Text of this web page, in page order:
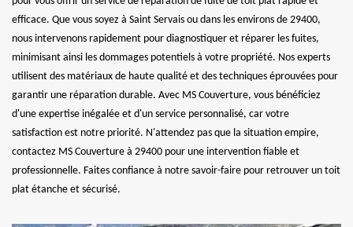
efficace. Que vous soyez à Saint Servais ou dans les environs de 29400,
nous intervenons rapidement pour diagnostiquer et réparer les fuites,
minimisant ainsi les dommages potentiels à votre propriété. Nos experts
utilisent des matériaux de haute qualité et des techniques éprouvées pour
garantir une réparation durable. Avec MS Couverture, vous bénéficiez
d'une expertise inégalée et d'un service personnalisé, car votre
satisfaction est notre priorité. N'attendez pas que la situation empire,
contactez MS Couverture à 29400 pour une intervention fiable et
professionnelle. Faites confiance à notre savoir-faire pour retrouver un toit
plat étanche et sécurisé.